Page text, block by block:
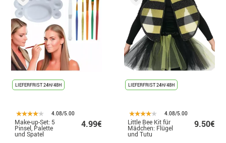
LIEFERFRIST 24H/48H
4.08/5.00
Make-up-Set: 5
Pinsel, Palette
und Spatel
4.99€
LIEFERFRIST 24H/48H
4.08/5.00
Little Bee Kit für
Mädchen: Flügel
und Tutu
9.50€